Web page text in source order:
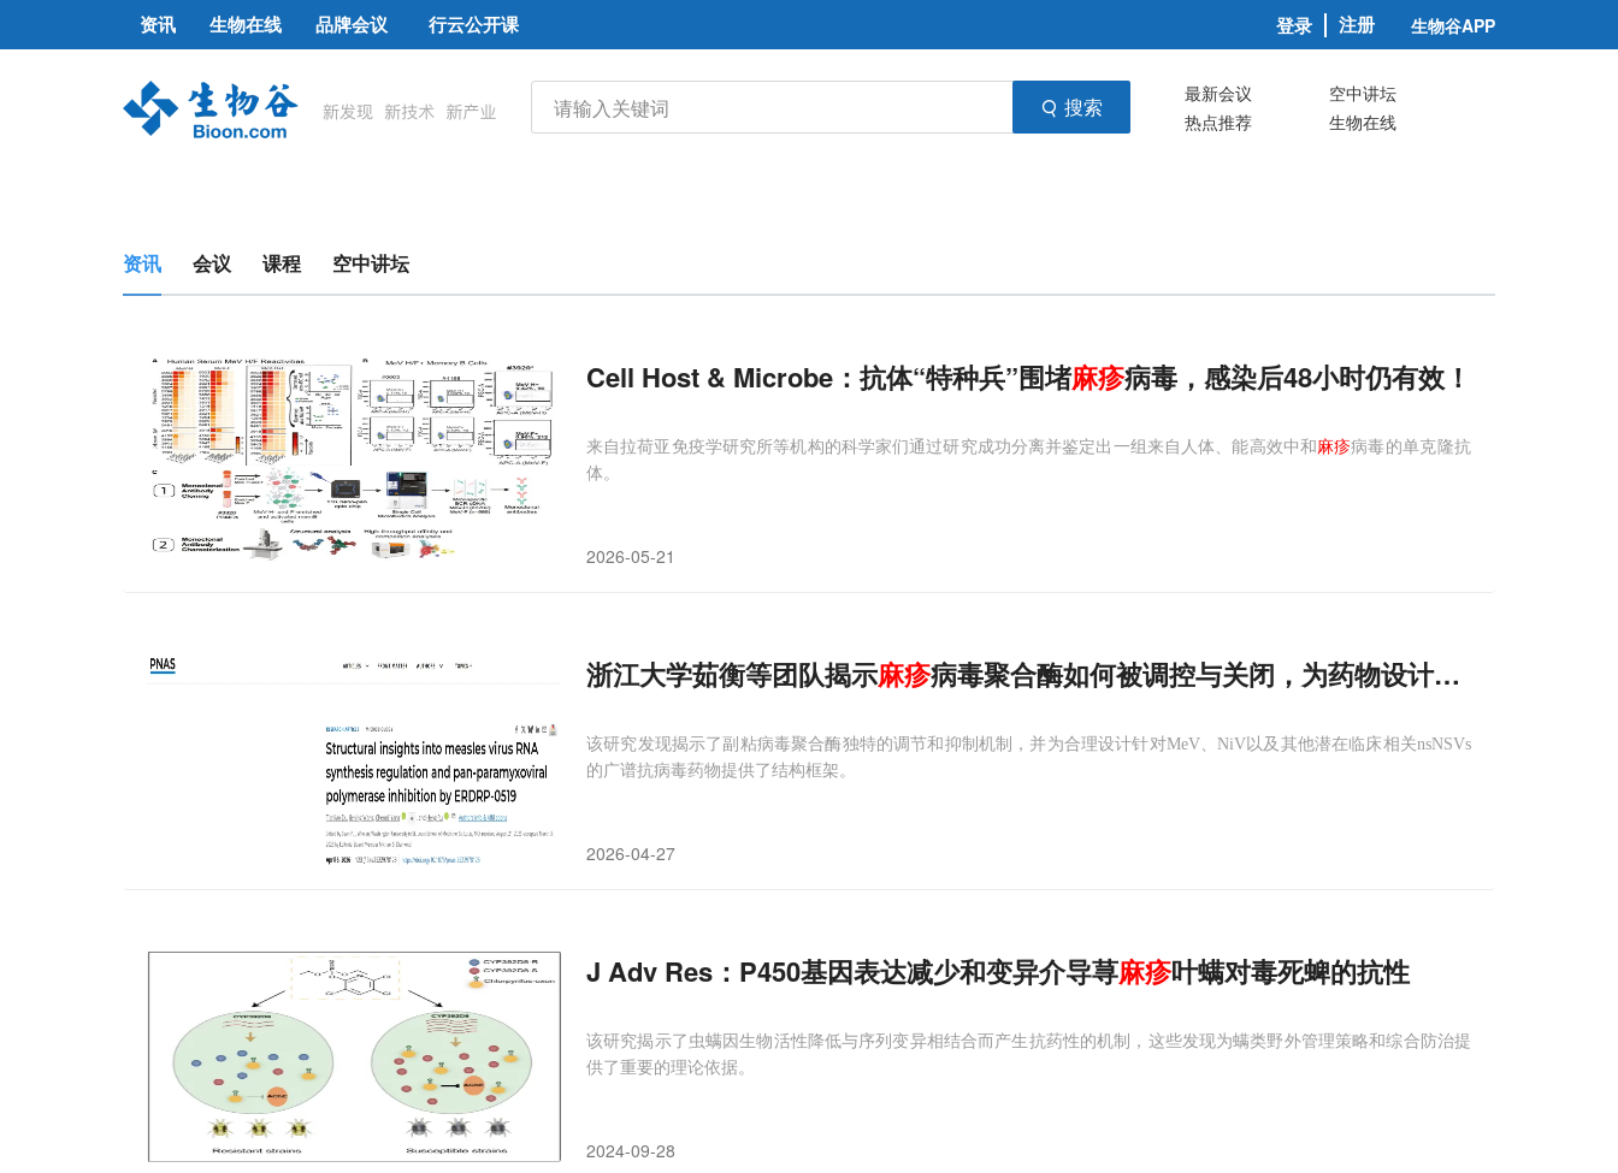
资讯 生物在线 品牌会议 行云公开课 登录 注册 生物谷APP
搜索 最新会议
空中讲坛
热点推荐
生物在线
资讯 会议 课程 空中讲坛
Cell Host & Microbe：抗体“特种兵”围堵麻疹病毒，感染后48小时仍有效！
来自拉荷亚免疫学研究所等机构的科学家们通过研究成功分离并鉴定出一组来自人体、能高效中和 麻疹病毒的单克隆抗
体。
2026-05-21
浙江大学茹衡等团队揭示麻疹病毒聚合酶如何被调控与关闭，为药物设计指路
该研究发现揭示了副粘病毒聚合酶独特的调节和抑制机制，并为合理设计针对MeV、NiV以及其他潜在临床相关nsNSVs
的广谱抗病毒药物提供了结构框架。
2026-04-27
J Adv Res：P450基因表达减少和变异介导荨麻疹叶螨对毒死蜱的抗性
该研究揭示了虫螨因生物活性降低与序列变异相结合而产生抗药性的机制，这些发现为螨类野外管理策略和综合防治提
供了重要的理论依据。
2024-09-28